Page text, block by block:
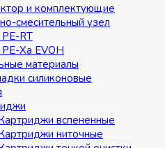
и комплектующие
смесительный узел
RT
Xa EVOH
материалы
силиконовые
вспененные
ниточные